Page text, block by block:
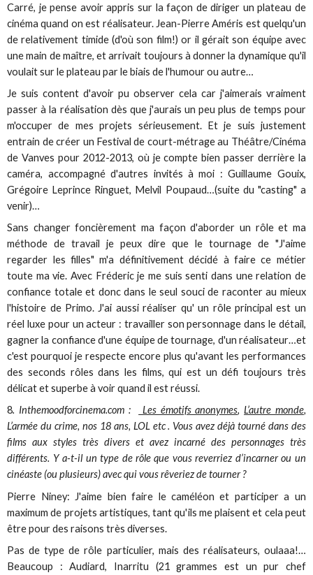
Carré, je pense avoir appris sur la façon de diriger un plateau de
cinéma quand on est réalisateur. Jean-Pierre Améris est quelqu'un
de relativement timide (d'où son film!) or il gérait son équipe avec
une main de maître, et arrivait toujours à donner la dynamique qu'il
voulait sur le plateau par le biais de l'humour ou autre…
Je suis content d'avoir pu observer cela car j'aimerais vraiment
passer à la réalisation dès que j'aurais un peu plus de temps pour
m'occuper de mes projets sérieusement. Et je suis justement
entrain de créer un Festival de court-métrage au Théâtre/Cinéma
de Vanves pour 2012-2013, où je compte bien passer derrière la
caméra, accompagné d'autres invités à moi : Guillaume Gouix,
Grégoire Leprince Ringuet, Melvil Poupaud…(suite du "casting" a
venir)…
Sans changer foncièrement ma façon d'aborder un rôle et ma
méthode de travail je peux dire que le tournage de "J'aime
regarder les filles" m'a définitivement décidé à faire ce métier
toute ma vie. Avec Fréderic je me suis senti dans une relation de
confiance totale et donc dans le seul souci de raconter au mieux
l'histoire de Primo. J'ai aussi réaliser qu' un rôle principal est un
réel luxe pour un acteur : travailler son personnage dans le détail,
gagner la confiance d'une équipe de tournage, d'un réalisateur…et
c'est pourquoi je respecte encore plus qu'avant les performances
des seconds rôles dans les films, qui est un défi toujours très
délicat et superbe à voir quand il est réussi.
8. Inthemoodforcinema.com : Les émotifs anonymes,L’autre monde,
L’armée du crime, nos 18 ans, LOL etc . Vous avez déjà tourné dans des
films aux styles très divers et avez incarné des personnages très
différents. Y a-t-il un type de rôle que vous reverriez d’incarner ou un
cinéaste (ou plusieurs) avec qui vous rêveriez de tourner ?
Pierre Niney: J'aime bien faire le caméléon et participer a un
maximum de projets artistiques, tant qu'ils me plaisent et cela peut
être pour des raisons très diverses.
Pas de type de rôle particulier, mais des réalisateurs, oulaaa!…
Beaucoup : Audiard, Inarritu (21 grammes est un pur chef